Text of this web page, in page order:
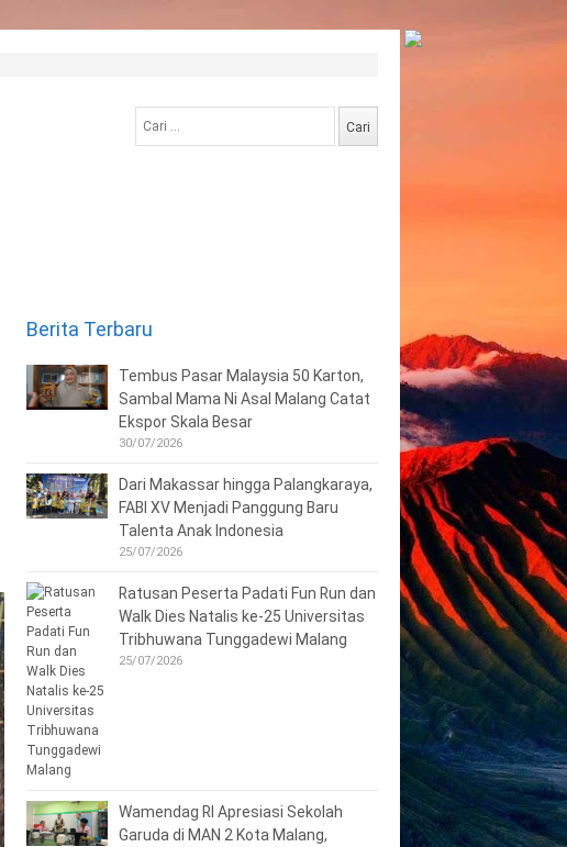
untuk:
Berita Terbaru
Tembus Pasar Malaysia 50 Karton,
Sambal Mama Ni Asal Malang Catat
Ekspor Skala Besar
30/07/2026
Dari Makassar hingga Palangkaraya,
FABI XV Menjadi Panggung Baru
Talenta Anak Indonesia
25/07/2026
Ratusan Peserta Padati Fun Run dan
Walk Dies Natalis ke-25 Universitas
Tribhuwana Tunggadewi Malang
25/07/2026
Wamendag RI Apresiasi Sekolah
Garuda di MAN 2 Kota Malang,